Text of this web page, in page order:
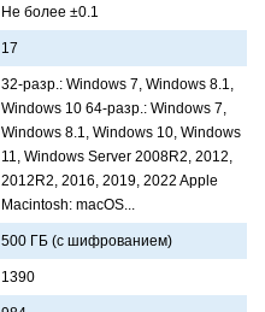
Не более ±0.1
17
32-рaзр.: Windows 7, Windows 8.1,
Windows 10 64-рaзр.: Windows 7,
Windows 8.1, Windows 10, Windows
11, Windows Server 2008R2, 2012,
2012R2, 2016, 2019, 2022 Apple
Macintosh: macOS...
500 ГБ (с шифровaнием)
1390